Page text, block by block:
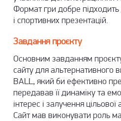
Формат гри добре підходить
і спортивних презентацій.
Завдання проєкту
Основним завданням
сайтудля альтернативного
BALL, який би ефективно
передавав її динаміку та
інтерес і залучення цільової
Сайт мав виконувати роль